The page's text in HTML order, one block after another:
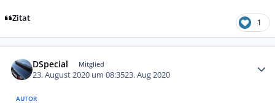
Zitat 1
DSpecial Mitglied
23. August 2020 um 08:3523. Aug 2020
AUTOR